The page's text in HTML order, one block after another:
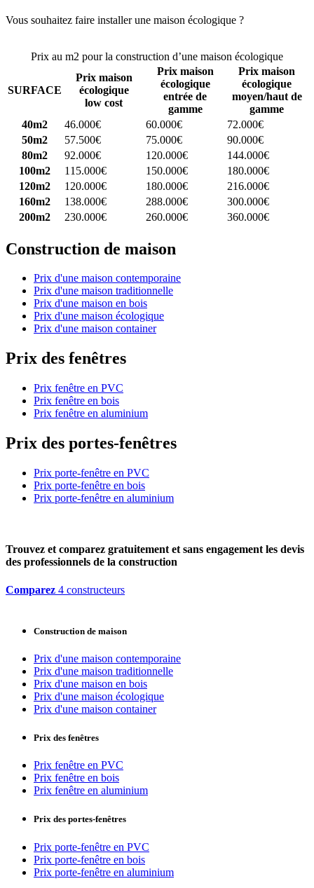
Vous souhaitez faire installer une maison écologique ?
Prix au m2 pour la construction d’une maison écologique
SURFACE
Prix maison
écologique
low cost
Prix maison
écologique
entrée de
gamme
Prix maison
écologique
moyen/haut de
gamme
40m2
46.000€ 60.000€
72.000€
50m2
57.500€ 75.000€
90.000€
80m2
92.000€ 120.000€
144.000€
100m2
115.000€ 150.000€
180.000€
120m2
120.000€ 180.000€
216.000€
160m2
138.000€ 288.000€
300.000€
200m2
230.000€ 260.000€ 360.000€
Construction de maison
Prix d'une maison contemporaine
Prix d'une maison traditionnelle
Prix d'une maison en bois
Prix d'une maison écologique
Prix d'une maison container
Prix des fenêtres
Prix fenêtre en PVC
Prix fenêtre en bois
Prix fenêtre en aluminium
Prix des portes-fenêtres
Prix porte-fenêtre en PVC
Prix porte-fenêtre en bois
Prix porte-fenêtre en aluminium
Trouvez et comparez gratuitement et sans engagement les devis
des professionnels de la construction
Comparez 4 constructeurs
Construction de maison
Prix d'une maison contemporaine
Prix d'une maison traditionnelle
Prix d'une maison en bois
Prix d'une maison écologique
Prix d'une maison container
Prix des fenêtres
Prix fenêtre en PVC
Prix fenêtre en bois
Prix fenêtre en aluminium
Prix des portes-fenêtres
Prix porte-fenêtre en PVC
Prix porte-fenêtre en bois
Prix porte-fenêtre en aluminium